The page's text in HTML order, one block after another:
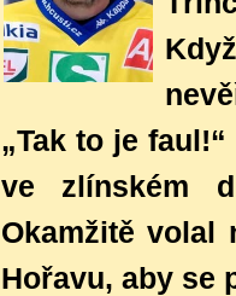
„Tak to je
ve zlínském
Okamžitě volal
Hořavu, aby se